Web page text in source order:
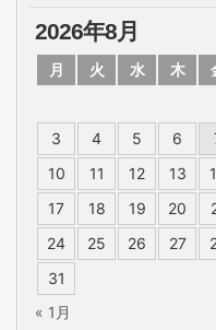
2026年8月
月 火 水 木
3
4 5 6
10
11 12 13
17
18 19 20
24
25 26 27
31
« 1月